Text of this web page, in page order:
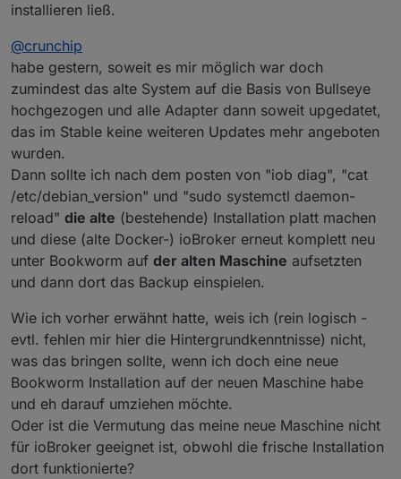
installieren ließ.
@crunchip
habe gestern, soweit es mir möglich war doch
zumindest das alte System auf die Basis von Bullseye
hochgezogen und alle Adapter dann soweit upgedatet,
das im Stable keine weiteren Updates mehr angeboten
wurden.
Dann sollte ich nach dem posten von "iob diag", "cat
/etc/debian_version" und "sudo systemctl daemon-
reload" die alte (bestehende) Installation platt machen
und diese (alte Docker-) ioBroker erneut komplett neu
unter Bookworm auf der alten Maschine aufsetzten
und dann dort das Backup einspielen.
Wie ich vorher erwähnt hatte, weis ich (rein logisch -
evtl. fehlen mir hier die Hintergrundkenntnisse) nicht,
was das bringen sollte, wenn ich doch eine neue
Bookworm Installation auf der neuen Maschine habe
und eh darauf umziehen möchte.
Oder ist die Vermutung das meine neue Maschine nicht
für ioBroker geeignet ist, obwohl die frische Installation
dort funktionierte?